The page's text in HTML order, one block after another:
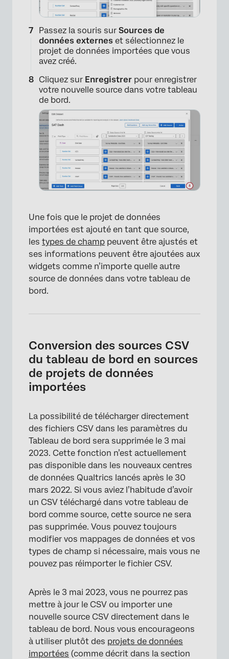
×
×
×
Passez la souris sur Sources de
données externes et sélectionnez le
projet de données importées que vous
avez créé.
Cliquez sur Enregistrer pour enregistrer
votre nouvelle source dans votre tableau
de bord.
×
Une fois que le projet de données
importées est ajouté en tant que source,
les types de champ peuvent être ajustés et
ses informations peuvent être ajoutées aux
widgets comme n’importe quelle autre
source de données dans votre tableau de
bord.
Conversion des sources CSV
du tableau de bord en sources
de projets de données
importées
La possibilité de télécharger directement
des fichiers CSV dans les paramètres du
Tableau de bord sera supprimée le 3 mai
2023. Cette fonction n’est actuellement
pas disponible dans les nouveaux centres
de données Qualtrics lancés après le 30
mars 2022. Si vous aviez l’habitude d’avoir
un CSV téléchargé dans votre tableau de
bord comme source, cette source ne sera
pas supprimée. Vous pouvez toujours
modifier vos mappages de données et vos
types de champ si nécessaire, mais vous ne
pouvez pas réimporter le fichier CSV.
Après le 3 mai 2023, vous ne pourrez pas
mettre à jour le CSV ou importer une
nouvelle source CSV directement dans le
tableau de bord. Nous vous encourageons
à utiliser plutôt des projets de données
importées (comme décrit dans la section